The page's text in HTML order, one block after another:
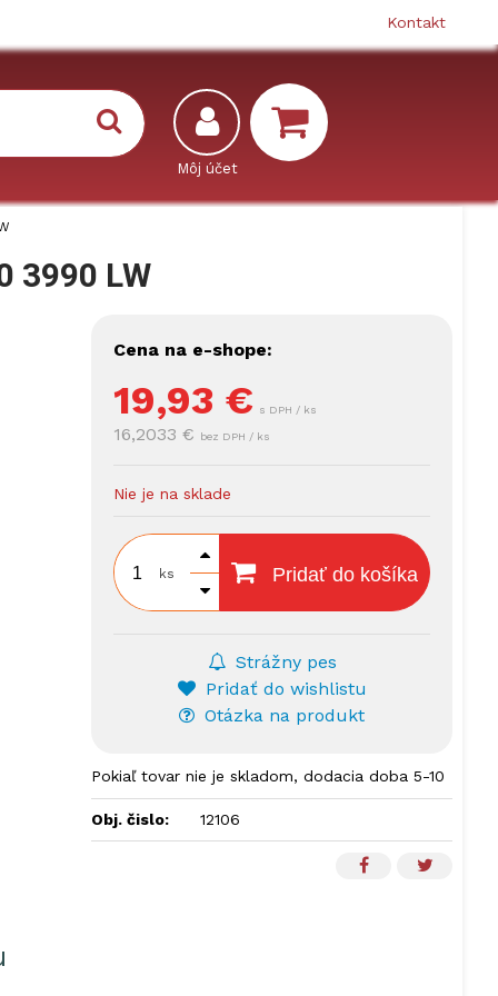
Kontakt
3990 LW
Cena na e-shope:
19,93 € s DPH / ks
16,2033 € bez DPH / ks
Nie je na sklade
ks Pridať do košíka
Strážny pes
Pridať do wishlistu
Otázka na produkt
Pokiaľ tovar nie je skladom, dodacia doba 5-10
dní.
Obj. čislo:
12106